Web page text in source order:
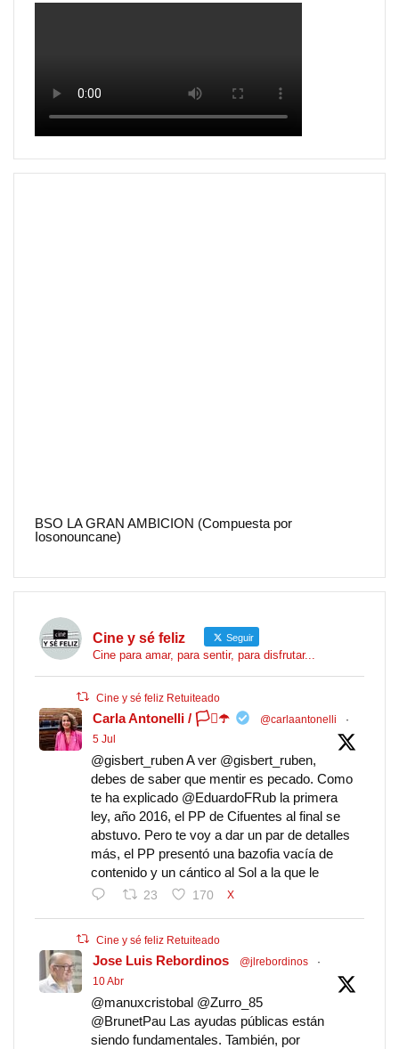
BSO LA GRAN AMBICION (Compuesta por
Iosonouncane)
Cine y sé feliz Seguir
Cine para amar, para sentir, para disfrutar...
Cine y sé feliz Retuiteado
Carla Antonelli / 🏳️‍⚧️☂️ @carlaantonelli
·
5 Jul
@gisbert_ruben A ver @gisbert_ruben,
debes de saber que mentir es pecado. Como
te ha explicado @EduardoFRub la primera
ley, año 2016, el PP de Cifuentes al final se
abstuvo. Pero te voy a dar un par de detalles
más, el PP presentó una bazofia vacía de
contenido y un cántico al Sol a la que le
23 170 X
Cine y sé feliz Retuiteado
Jose Luis Rebordinos @jlrebordinos
·
10 Abr
@manuxcristobal @Zurro_85
@BrunetPau Las ayudas públicas están
siendo fundamentales. También, por